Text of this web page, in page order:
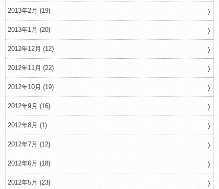
2013年2月 (19)
2013年1月 (20)
2012年12月 (12)
2012年11月 (22)
2012年10月 (19)
2012年9月 (16)
2012年8月 (1)
2012年7月 (12)
2012年6月 (18)
2012年5月 (23)